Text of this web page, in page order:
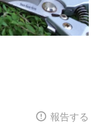
報告する